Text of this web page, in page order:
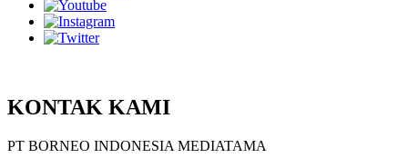
KONTAK KAMI
PT BORNEO INDONESIA MEDIATAMA